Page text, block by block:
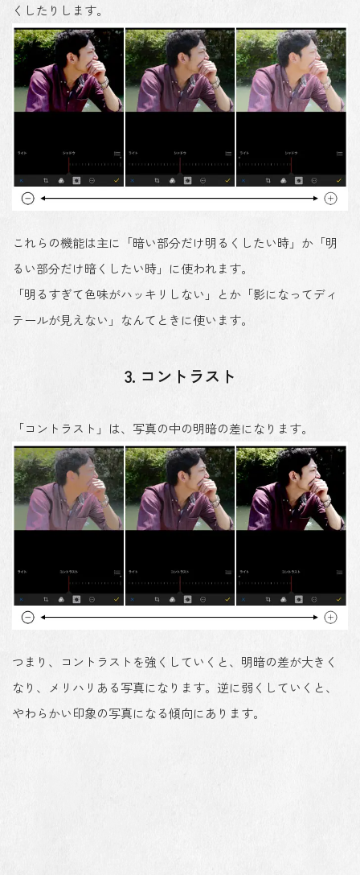
くしたりします。
これらの機能は主に「暗い部分だけ明るくしたい時」か「明
るい部分だけ暗くしたい時」に使われます。
「明るすぎて色味がハッキリしない」とか「影になってディ
テールが見えない」なんてときに使います。
3. コントラスト
「コントラスト」は、写真の中の明暗の差になります。
つまり、コントラストを強くしていくと、明暗の差が大きく
なり、メリハリある写真になります。逆に弱くしていくと、
やわらかい印象の写真になる傾向にあります。